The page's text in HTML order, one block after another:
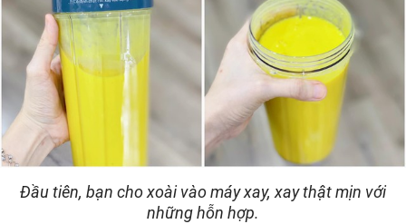
Đầu tiên, bạn cho xoài vào máy xay, xay thật mịn với
những hỗn hợp.